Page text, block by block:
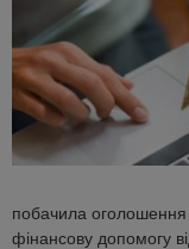
побачила оголошення
фінансову допомогу